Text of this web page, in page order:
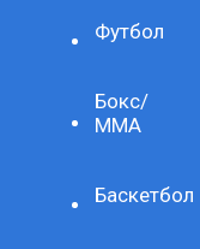
Футбол
Бокс/
ММА
Баскетбол